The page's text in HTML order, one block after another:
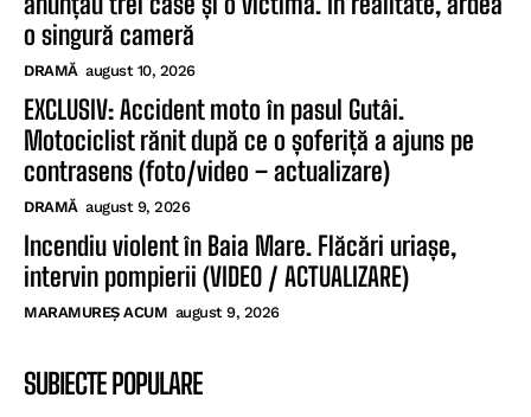
o singură cameră
DRAMĂ august 10, 2026
EXCLUSIV: Accident moto în pasul Gutâi.
Motociclist rănit după ce o șoferiță a ajuns pe
contrasens (foto/video – actualizare)
DRAMĂ august 9, 2026
Incendiu violent în Baia Mare. Flăcări uriașe,
intervin pompierii (VIDEO / ACTUALIZARE)
MARAMUREȘ ACUM august 9, 2026
SUBIECTE POPULARE